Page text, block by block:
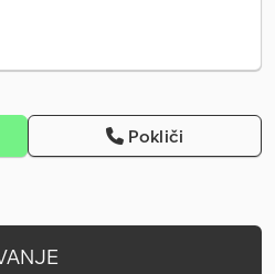
Pokliči